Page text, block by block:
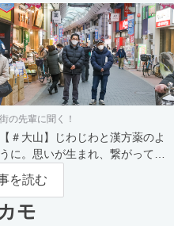
街の先輩に聞く！
【＃大山】じわじわと漢方薬のよ
うに。思いが生まれ、繋がってい
く街。
を読む
モ